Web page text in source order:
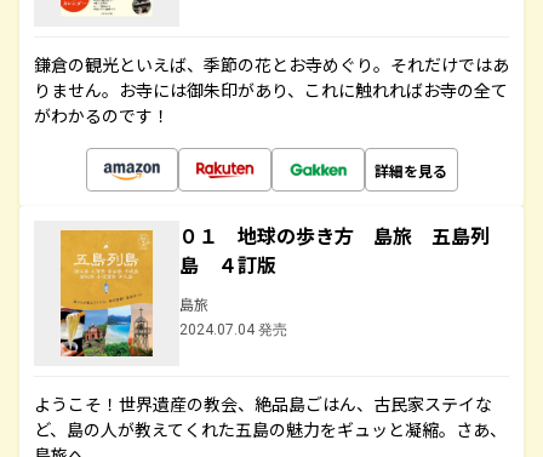
鎌倉の観光といえば、季節の花とお寺めぐり。それだけではあ
りません。お寺には御朱印があり、これに触れればお寺の全て
がわかるのです！
詳細を見る
０１ 地球の歩き方 島旅 五島列
島 ４訂版
島旅
2024.07.04 発売
ようこそ！世界遺産の教会、絶品島ごはん、古民家ステイな
ど、島の人が教えてくれた五島の魅力をギュッと凝縮。さあ、